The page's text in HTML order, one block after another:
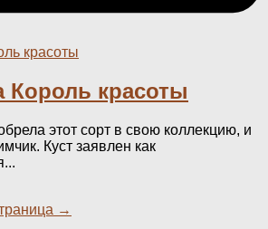
Король красоты
этот сорт в свою коллекцию, и
Куст заявлен как
→